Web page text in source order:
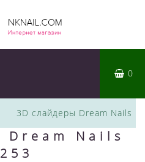
0
3D слайдеры Dream Nails
Dream Nails